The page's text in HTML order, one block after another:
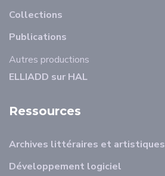
Collections
Publications
Autres productions
ELLIADD sur HAL
Ressources
Archives littéraires et artistiques
Développement logiciel